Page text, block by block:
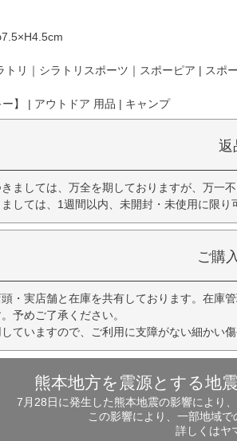
トリ｜シラトリスポーツ｜スポーピア | スポ
ー】 | アウトドア 用品 | キャンプ
返
ましては、万全を期しておりますが、万一
しては、1週間以内、未開封・未使用に限り
ご購
・実店舗と在庫を共有しております。在庫
予めご了承ください。
ていますので、ご利用に支障がない細かい
熊本地方を震源とする地
7月28日に発生した熊本地震の影響により
この影響により、一部地域
詳しくはヤ